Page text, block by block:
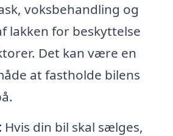
voksbehandling og
lakken for beskyttelse
Det kan være en
at fastholde bilens
Hvis din bil skal sælges,